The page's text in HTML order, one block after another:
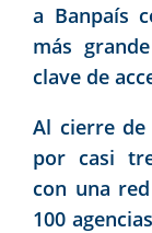
a Banpaís
más
clave de
Al cierre de
por casi
con una
100